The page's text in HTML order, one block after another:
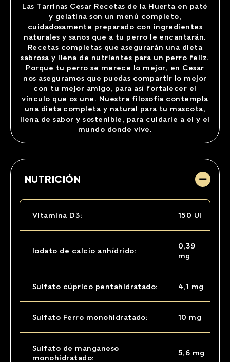
Las Tarrinas Cesar Recetas de la Huerta en paté
y gelatina son un menú completo,
cuidadosamente preparado con ingredientes
naturales y sanos que a tu perro le encantarán.
Recetas completas que asegurarán una dieta
sabrosa y llena de nutrientes para un perro feliz.
Porque tu perro se merece lo mejor, en Cesar
nos aseguramos que puedas compartir lo mejor
con tu mejor amigo, para así fortalecer el
vínculo que os une. Nuestra filosofía contempla
una dieta completa y natural para tu mascota,
llena de sabor y sostenible, para cuidarle a el y el
mundo donde vive.
NUTRICIÓN
Vitamina D3: 150 UI
Iodato de calcio anhídrido:
0,39
mg
Sulfato cúprico pentahidratado: 4,1 mg
Sulfato Ferro monohidratado: 10 mg
Sulfato de manganeso
monohidratado:
5,6 mg